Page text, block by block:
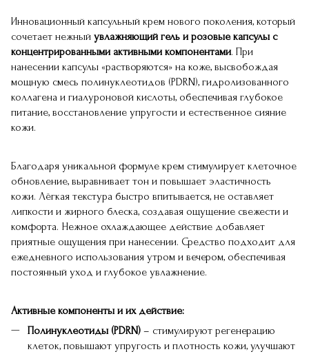
Инновационный капсульный крем нового поколения, который
сочетает нежный увлажняющий гель и розовые капсулы с
концентрированными активными компонентами. При
нанесении капсулы «растворяются» на коже, высвобождая
мощную смесь полинуклеотидов (PDRN), гидролизованного
коллагена и гиалуроновой кислоты, обеспечивая глубокое
питание, восстановление упругости и естественное сияние
кожи.
Благодаря уникальной формуле крем стимулирует клеточное
обновление, выравнивает тон и повышает эластичность
кожи. Лёгкая текстура быстро впитывается, не оставляет
липкости и жирного блеска, создавая ощущение свежести и
комфорта. Нежное охлаждающее действие добавляет
приятные ощущения при нанесении. Средство подходит для
ежедневного использования утром и вечером, обеспечивая
постоянный уход и глубокое увлажнение.
Активные компоненты и их действие:
Полинуклеотиды (PDRN) – стимулируют регенерацию
клеток, повышают упругость и плотность кожи, улучшают